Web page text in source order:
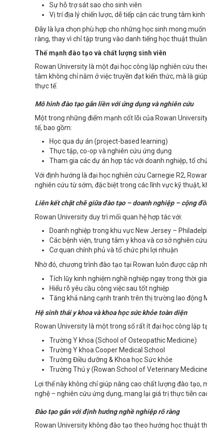
Sự hỗ trợ sát sao cho sinh viên
Vị trí địa lý chiến lược, dễ tiếp cận các trung tâm
Đây là lựa chọn phù hợp cho những học sinh mong
ràng, thay vì chỉ tập trung vào danh tiếng học thuật thuần
Thế mạnh đào tạo và chất lượng sinh viên
Rowan University là một đại học công lập nghiên cứu
tâm không chỉ nằm ở việc truyền đạt kiến thức, mà là
thực tế.
Mô hình đào tạo gắn liền với ứng dụng và nghiên cứu
Một trong những điểm mạnh cốt lõi của Rowan
tế, bao gồm:
Học qua dự án (project-based learning)
Thực tập, co-op và nghiên cứu ứng dụng
Tham gia các dự án hợp tác với doanh nghiệp, tổ
Với định hướng là đại học nghiên cứu Carnegie R2,
nghiên cứu từ sớm, đặc biệt trong các lĩnh vực kỹ thuật,
Liên kết chặt chẽ giữa đào tạo – doanh nghiệp – cộng
Rowan University duy trì mối quan hệ hợp tác với:
Doanh nghiệp trong khu vực New Jersey –
Các bệnh viện, trung tâm y khoa và cơ sở nghiên cứu
Cơ quan chính phủ và tổ chức phi lợi nhuận
Nhờ đó, chương trình đào tạo tại Rowan luôn được cập
Tích lũy kinh nghiệm nghề nghiệp ngay trong thời
Hiểu rõ yêu cầu công việc sau tốt nghiệp
Tăng khả năng cạnh tranh trên thị trường lao động
Hệ sinh thái y khoa và khoa học sức khỏe toàn diện
Rowan University là một trong số rất ít đại học công lập
Trường Y khoa (School of Osteopathic Medicine)
Trường Y khoa Cooper Medical School
Trường Điều dưỡng & Khoa học Sức khỏe
Trường Thú y (Rowan School of Veterinary
Lợi thế này không chỉ giúp nâng cao chất lượng đào
nghệ – nghiên cứu ứng dụng, mang lại giá trị thực tiễn
Đào tạo gắn với định hướng nghề nghiệp rõ ràng
Rowan University không đào tạo theo hướng học thuật